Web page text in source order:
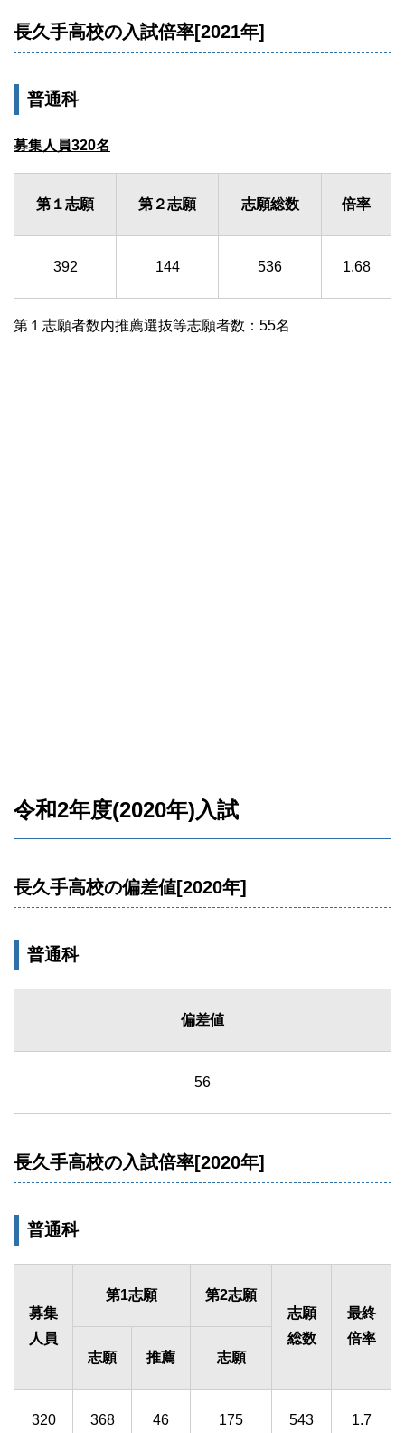
長久手高校の入試倍率[2021年]
普通科
募集人員320名
第１志願 第２志願 志願総数 倍率
392 144 536 1.68
第１志願者数内推薦選抜等志願者数：55名
令和2年度(2020年)入試
長久手高校の偏差値[2020年]
普通科
偏差値
56
長久手高校の入試倍率[2020年]
普通科
募集
人員
第1志願
第2志願
志願
総数
最終
倍率
志願
推薦 志願
320 368 46 175 543 1.7